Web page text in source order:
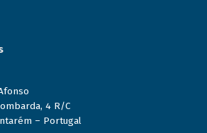
4 R/C
– Portugal